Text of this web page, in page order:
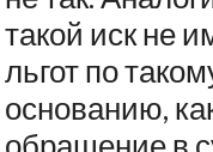
такой иск не
льгот по
основанию,
обращение в